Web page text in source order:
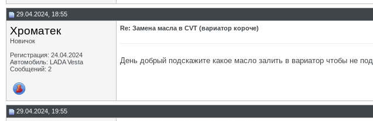
29.04.2024, 18:55
Хроматек
Новичок
Регистрация: 24.04.2024
Автомобиль: LADA Vesta
Сообщений: 2
Re: Замена масла в CVT (вариатор короче)
День добрый подскажите какое масло залить в вариатор чтобы не
29.04.2024, 19:55